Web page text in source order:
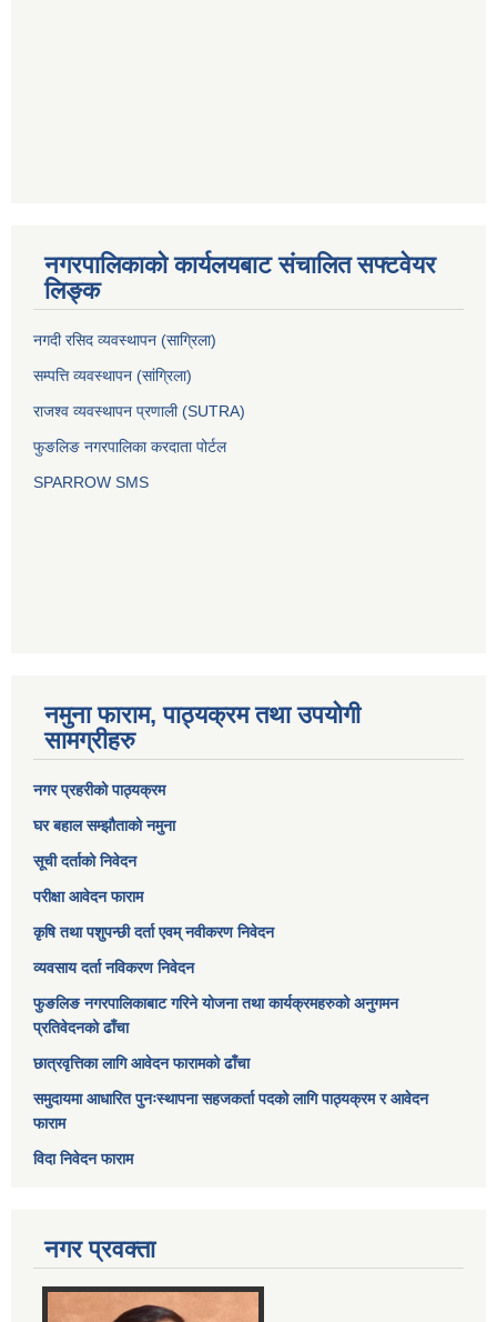
नगरपालिकाको कार्यलयबाट संचालित सफ्टवेयर
लिङ्क
नगदी रसिद व्यवस्थापन (साग्रिला)
सम्पत्ति व्यवस्थापन (सांग्रिला)
राजश्व व्यवस्थापन प्रणाली (SUTRA)
फुङलिङ नगरपालिका करदाता पोर्टल
SPARROW SMS
नमुना फाराम, पाठ्यक्रम तथा उपयोगी
सामग्रीहरु
नगर प्रहरीको पाठ्यक्रम
घर बहाल सम्झौताको नमुना
सूची दर्ताको निवेदन
परीक्षा आवेदन फाराम
कृषि तथा पशुपन्छी दर्ता एवम् नवीकरण निवेदन
व्यवसाय दर्ता नविकरण निवेदन
फुङलिङ नगरपालिकाबाट गरिने योजना तथा कार्यक्रमहरुको अनुगमन
प्रतिवेदनको ढाँचा
छात्रवृत्तिका लागि आवेदन फारामको ढाँचा
समुदायमा आधारित पुनःस्थापना सहजकर्ता पदको लागि पाठ्यक्रम र आवेदन
फाराम
विदा निवेदन फाराम
नगर प्रवक्ता